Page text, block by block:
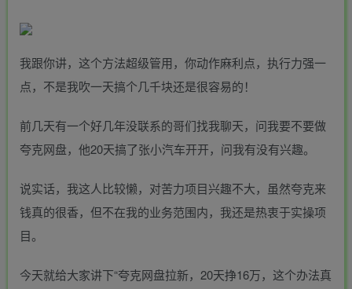
我跟你讲，这个方法超级管用，你动作麻利点，执行力强一
点，不是我吹一天搞个几千块还是很容易的！
前几天有一个好几年没联系的哥们找我聊天，问我要不要做
夸克网盘，他20天搞了张小汽车开开，问我有没有兴趣。
说实话，我这人比较懒，对苦力项目兴趣不大，虽然夸克来
钱真的很香，但不在我的业务范围内，我还是热衷于实操项
目。
今天就给大家讲下“夸克网盘拉新，20天挣16万，这个办法真